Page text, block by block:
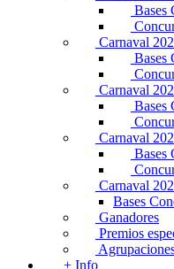
Bases
Carnaval
Bases
Carnaval
Bases
Carnaval
Bases
Carnaval
Bases
Ganadores
Premios
+ Info